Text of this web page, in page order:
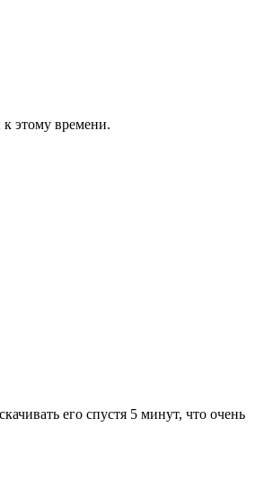
этому времени.
его спустя 5 минут, что очень